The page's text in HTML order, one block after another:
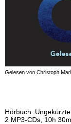
Gelesen von Christoph
Hörbuch.
2 MP3-CDs, 10h